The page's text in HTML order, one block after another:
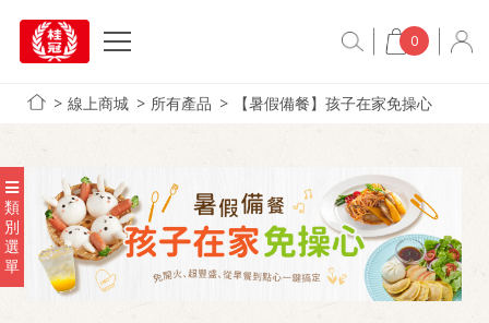
0
線上商城 所有產品 【暑假備餐】孩子在家免操心
類
別
選
單